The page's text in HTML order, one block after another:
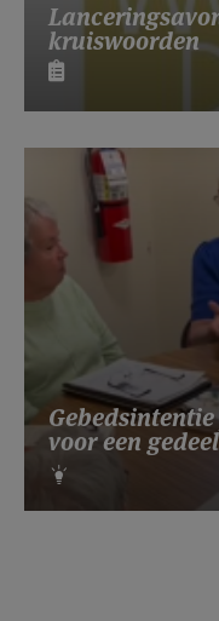
kruiswoorden
voor een